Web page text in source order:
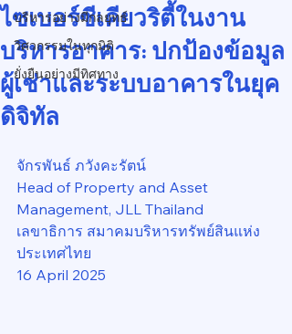
บริหารอย่างมีกลยุทธ์
วิศวกรรมในทุกมิติ
ยั่งยืนอย่างมีทิศทาง
ไซเบอร์ซีเคียวริตี้ในงาน
บริหารอาคาร: ปกป้องข้อมูล
ผู้เช่าและระบบอาคารในยุค
ดิจิทัล
จักรพันธ์ ภวังคะรัตน์
Head of Property and Asset
Management, JLL Thailand
เลขาธิการ สมาคมบริหารทรัพย์สินแห่ง
ประเทศไทย
16 April 2025